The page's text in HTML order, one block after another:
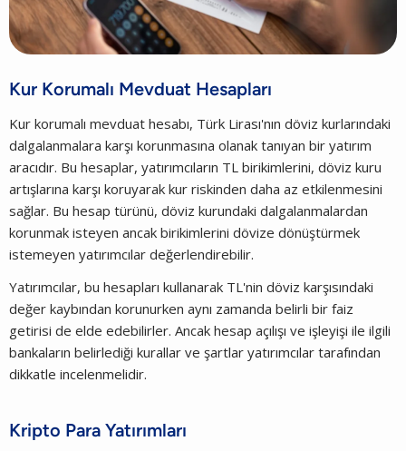
Kur Korumalı Mevduat Hesapları
Kur korumalı mevduat hesabı, Türk Lirası'nın döviz kurlarındaki
dalgalanmalara karşı korunmasına olanak tanıyan bir yatırım
aracıdır. Bu hesaplar, yatırımcıların TL birikimlerini, döviz kuru
artışlarına karşı koruyarak kur riskinden daha az etkilenmesini
sağlar. Bu hesap türünü, döviz kurundaki dalgalanmalardan
korunmak isteyen ancak birikimlerini dövize dönüştürmek
istemeyen yatırımcılar değerlendirebilir.
Yatırımcılar, bu hesapları kullanarak TL'nin döviz karşısındaki
değer kaybından korunurken aynı zamanda belirli bir faiz
getirisi de elde edebilirler. Ancak hesap açılışı ve işleyişi ile ilgili
bankaların belirlediği kurallar ve şartlar yatırımcılar tarafından
dikkatle incelenmelidir.
Kripto Para Yatırımları